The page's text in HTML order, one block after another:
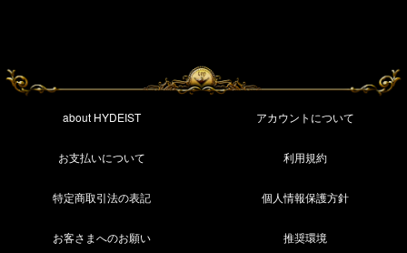
about HYDEIST アカウントについて
お支払いについて 利用規約
特定商取引法の表記 個人情報保護方針
お客さまへのお願い 推奨環境